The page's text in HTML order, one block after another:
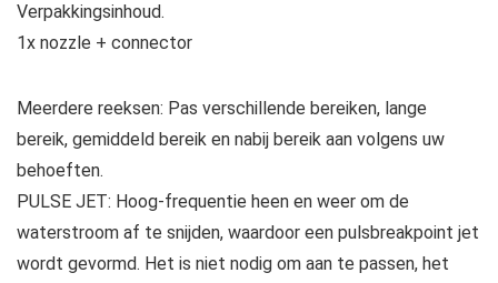
Verpakkingsinhoud.
1x nozzle + connector
Meerdere reeksen: Pas verschillende bereiken, lange
bereik, gemiddeld bereik en nabij bereik aan volgens uw
behoeften.
PULSE JET: Hoog-frequentie heen en weer om de
waterstroom af te snijden, waardoor een pulsbreakpoint jet
wordt gevormd. Het is niet nodig om aan te passen, het